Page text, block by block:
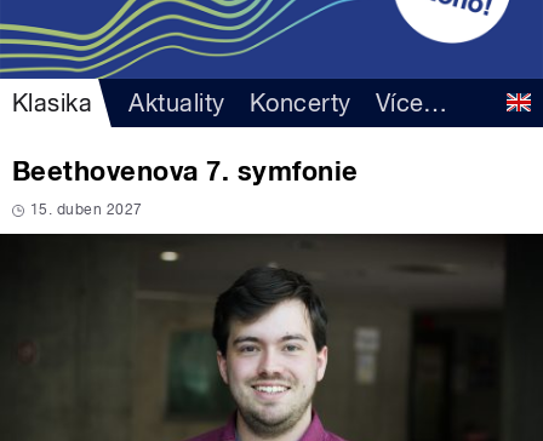
Klasika Aktuality Koncerty Více…
Beethovenova 7. symfonie
15. duben 2027